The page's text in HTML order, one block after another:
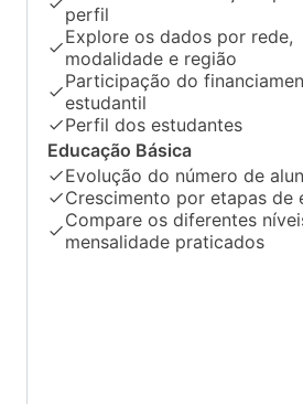
perfil
Explore os dados por rede,
modalidade e região
Participação do
estudantil
Perfil dos estudantes
Educação Básica
Evolução do número de
Crescimento por etapas de
Compare os diferentes
mensalidade praticados